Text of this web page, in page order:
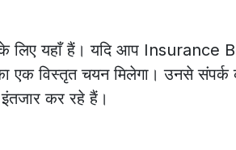
के लिए यहाँ हैं। यदि आप
एक विस्तृत चयन मिलेगा। उनसे
इंतजार कर रहे हैं।